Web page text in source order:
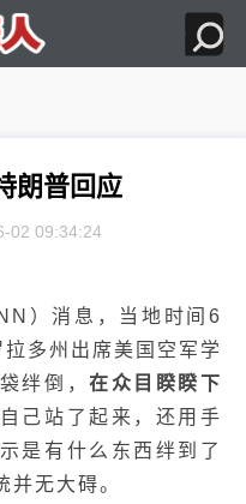
朗普回应
02 09:34:24
）消息，当地时间6
多州出席美国空军学
绊倒，在众目睽睽下
己站了起来，还用手
是有什么东西绊到了
并无大碍。